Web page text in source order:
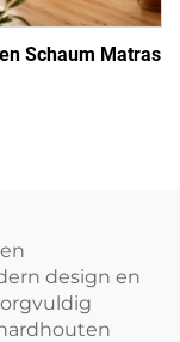
Schaum Matras
design en